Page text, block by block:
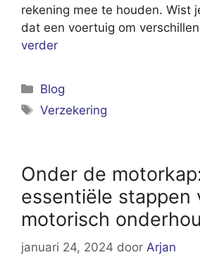
rekening mee te houden. Wist
dat een voertuig om
verder
Categorieën
Blog
Tags
Verzekering
Onder de
essentiële stappen
motorisch
januari 24, 2024 door Arjan